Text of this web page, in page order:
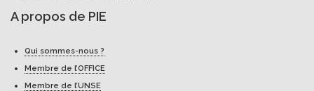
A propos de PIE
Qui sommes-nous ?
Membre de l’OFFICE
Membre de l’UNSE